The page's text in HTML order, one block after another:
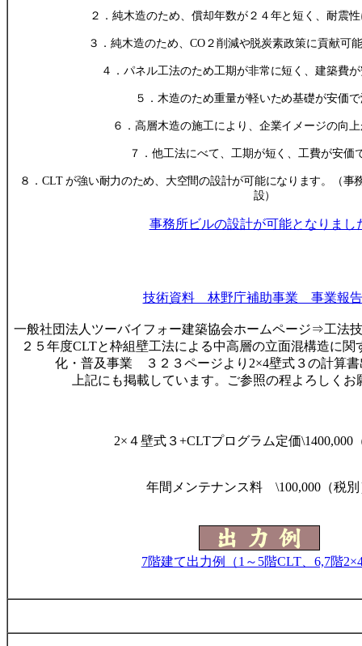
２．純木造のため、償却年数が２４年と短く、耐震
３． 純木造のため、 CO２ 削減や脱炭素政策に貢献可
４．パネル工法のため⼯期が非常に短く、建築費
５．木造のため重量が軽いため基礎が安価
６．高層木造の施工により、企業イメージの向
７．他工法にべて、工期が短く、工費が安価
８．CLT が強い耐力のため、大空間の設計が可能になります。（事
設）
事務所ビルの設計が可能となりまし
技術資料 林野庁補助事業 事業報
一般社団法人ツーバイフォー建築協会ホームページ⇒工法
２５年度CLTと枠組壁工法による中高層の立面混構造に関
化・普及事業 ３２３ページより 2×4壁式３の計算
上記にも掲載しています。ご参照の程よろしくお
2×４壁式３+CLTプログラム定価\1400,000
年間メンテナンス料 \100,000（税別
7階建て出力例（1～5階CLT、6,7階